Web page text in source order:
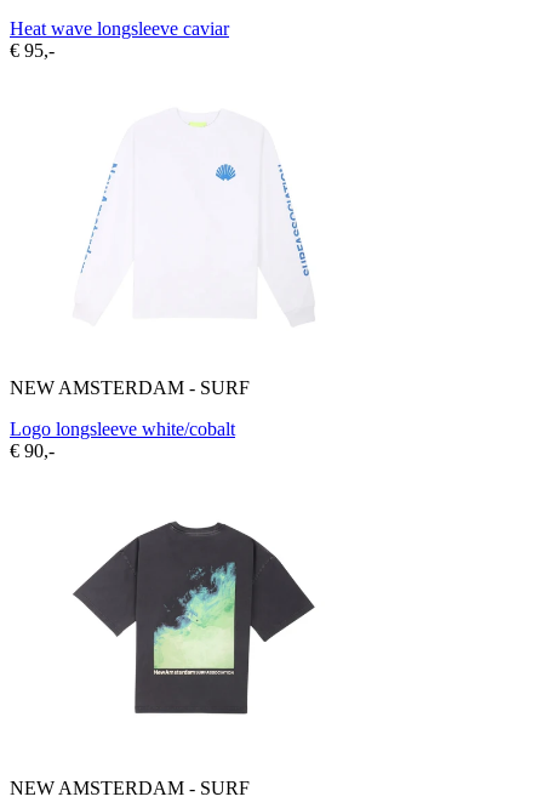
Heat wave longsleeve caviar
€ 95,-
NEW AMSTERDAM - SURF
Logo longsleeve white/cobalt
€ 90,-
NEW AMSTERDAM - SURF